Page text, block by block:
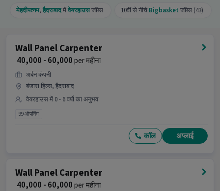
मेहदीपत्नम, हैदराबादमेंवेयरहाउसजॉब्स 10वीं से नीचे Bigbasket जॉब्स (43)
Wall Panel Carpenter
₹ 40,000 - 60,000per महीना
अर्बन कंपनी
बंजारा हिल्स, हैदराबाद
वेयरहाउस में 0 - 6 वर्षो का अनुभव
99 ओपनिंग
कॉल अप्लाई
Wall Panel Carpenter
₹ 40,000 - 60,000per महीना